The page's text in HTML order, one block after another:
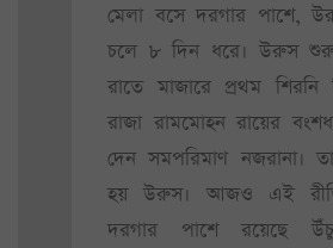
মেলা বসে দরগার পাশে,
চলে ৮ দিন ধরে। উরুস
রাতে মাজারে প্রথম শিরনি
রাজা রামমোহন রায়ের
দেন সমপরিমাণ নজরানা।
হয় উরুস। আজও এই
দরগার পাশে রয়েছে উঁচু